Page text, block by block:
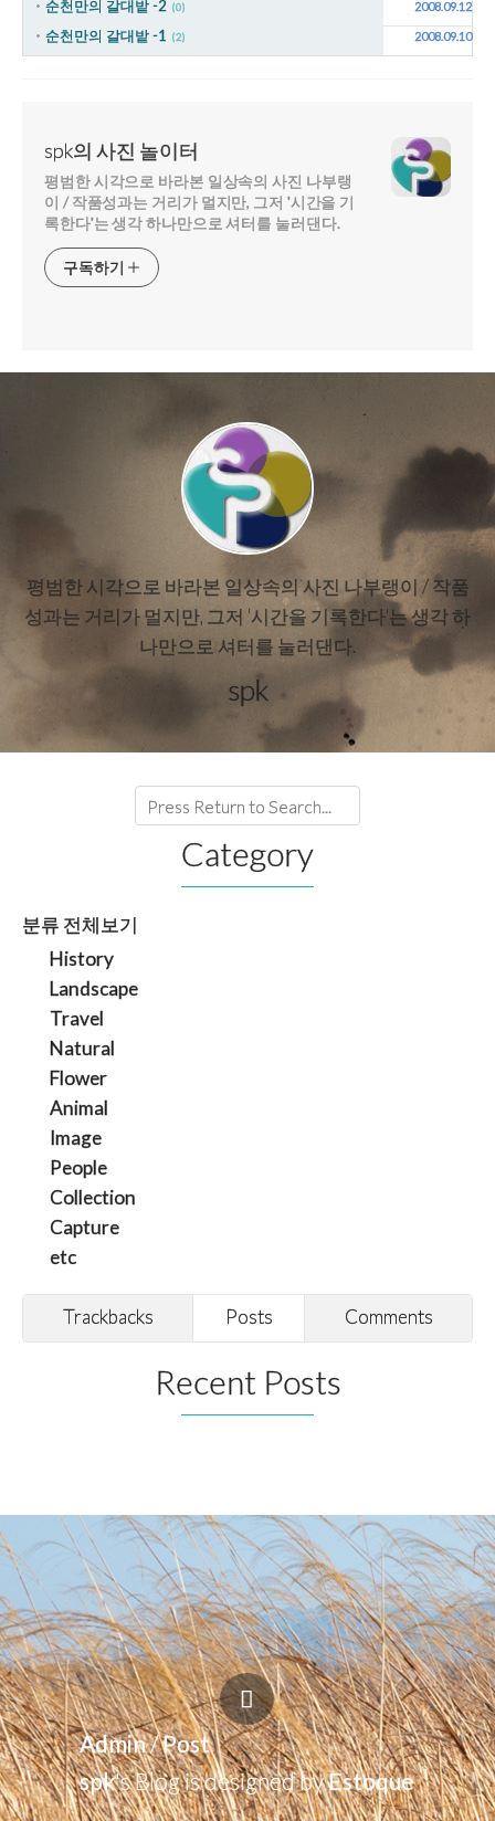
순천만의 갈대밭 -2 (0) 2008.09.12
순천만의 갈대밭 -1 (2) 2008.09.10
spk의 사진 놀이터
평범한 시각으로 바라본 일상속의 사진 나부랭
이 / 작품성과는 거리가 멀지만, 그저 '시간을 기
록한다'는 생각 하나만으로 셔터를 눌러댄다.
구독하기
평범한 시각으로 바라본 일상속의 사진 나부랭이 / 작품
성과는 거리가 멀지만, 그저 '시간을 기록한다'는 생각 하
나만으로 셔터를 눌러댄다.
spk
Category
분류 전체보기
History
Landscape
Travel
Natural
Flower
Animal
Image
People
Collection
Capture
etc
Trackbacks Posts Comments
Recent Posts
Admin/Post
spk's Blog is designed byEstoque